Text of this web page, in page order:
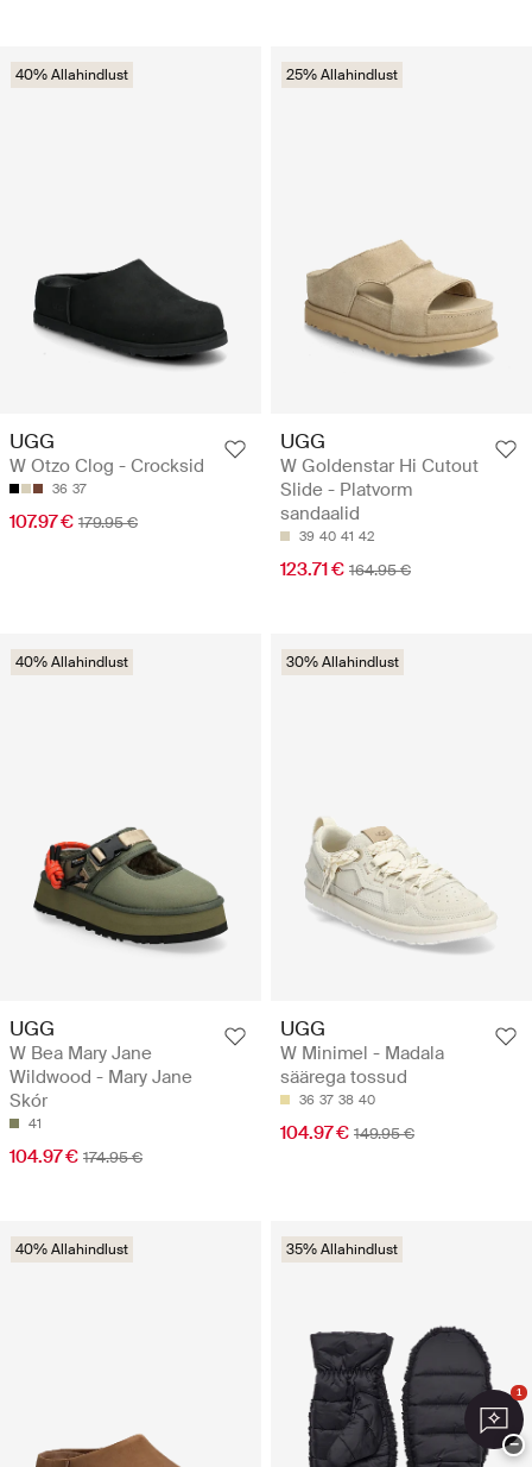
40% Allahindlust
UGG
W Otzo Clog - Crocksid
36 37
107.97 € 179.95 €
25% Allahindlust
UGG
W Goldenstar Hi Cutout
Slide - Platvorm
sandaalid
39 40 41 42
123.71 € 164.95 €
40% Allahindlust
UGG
W Bea Mary Jane
Wildwood - Mary Jane
Skór
41
104.97 € 174.95 €
30% Allahindlust
UGG
W Minimel - Madala
säärega tossud
36 37 38 40
104.97 € 149.95 €
40% Allahindlust 35% Allahindlust
1
−